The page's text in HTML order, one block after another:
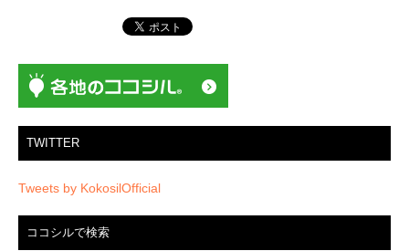
ン
TWITTER
Tweets by KokosilOfficial
ココシルで検索